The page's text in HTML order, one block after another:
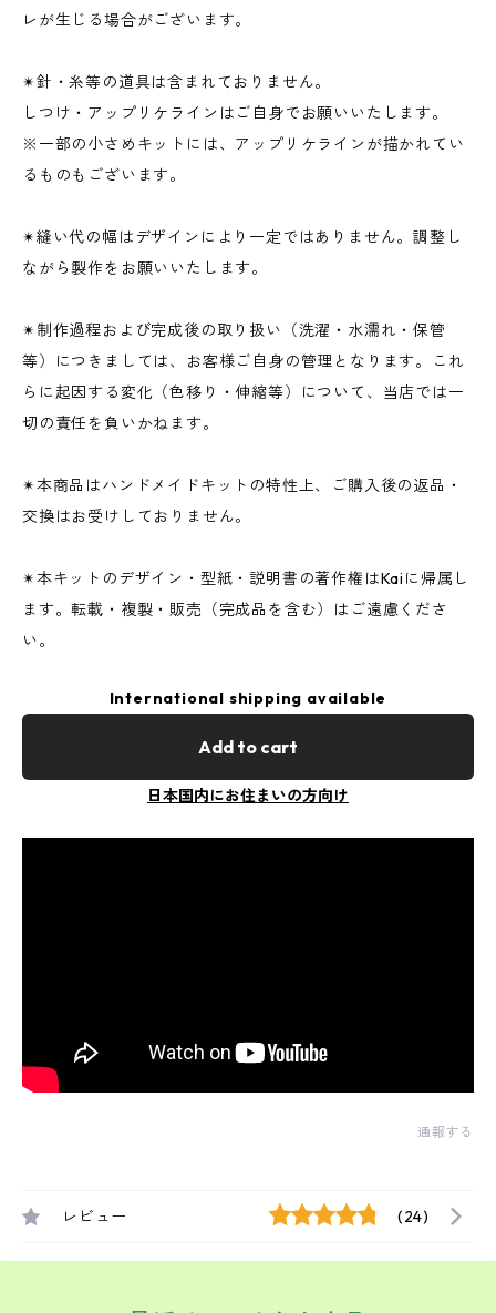
レが生じる場合がございます。
✴︎針・糸等の道具は含まれておりません。
しつけ・アップリケラインはご自身でお願いいたします。
※一部の小さめキットには、アップリケラインが描かれてい
るものもございます。
✴︎縫い代の幅はデザインにより一定ではありません。調整し
ながら製作をお願いいたします。
✴︎制作過程および完成後の取り扱い（洗濯・水濡れ・保管
等）につきましては、お客様ご自身の管理となります。これ
らに起因する変化（色移り・伸縮等）について、当店では一
切の責任を負いかねます。
✴︎本商品はハンドメイドキットの特性上、ご購入後の返品・
交換はお受けしておりません。
✴︎本キットのデザイン・型紙・説明書の著作権はKaiに帰属し
ます。転載・複製・販売（完成品を含む）はご遠慮くださ
い。
International shipping available
Add to cart
日本国内にお住まいの方向け
通報する
レビュー (24)